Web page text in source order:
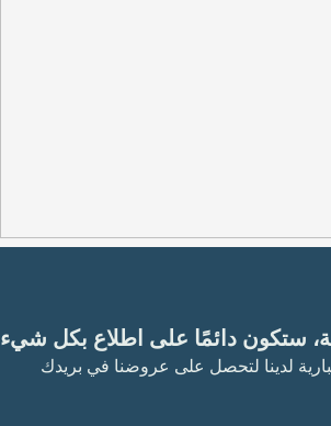
ستكون دائمًا على اطلاع بكل شيء
لدينا لتحصل على عروضنا في بريدك